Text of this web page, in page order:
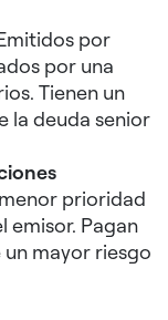
por
por una
Tienen un
la deuda senior
prioridad
emisor. Pagan
mayor riesgo